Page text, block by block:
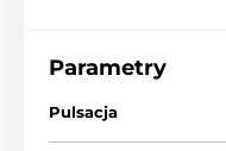
Parametry
Pulsacja